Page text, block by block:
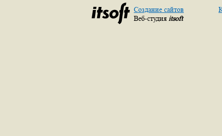
Создание сайтов
Веб-студия itsoft